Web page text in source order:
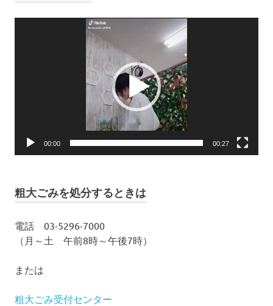
00:00 00:27
粗大ごみを処分するときは
電話 03-5296-7000
（月～土 午前8時～午後7時）
または
粗大ごみ受付センター